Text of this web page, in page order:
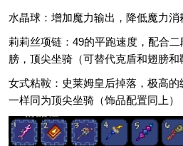
水晶球：增加魔力输出，降低魔力消
莉莉丝项链：49的平跑速度，配合
膀，顶尖坐骑（可替代克盾和翅膀和
女式粘鞍：史莱姆皇后掉落，极高
一样同为顶尖坐骑（饰品配置同上）